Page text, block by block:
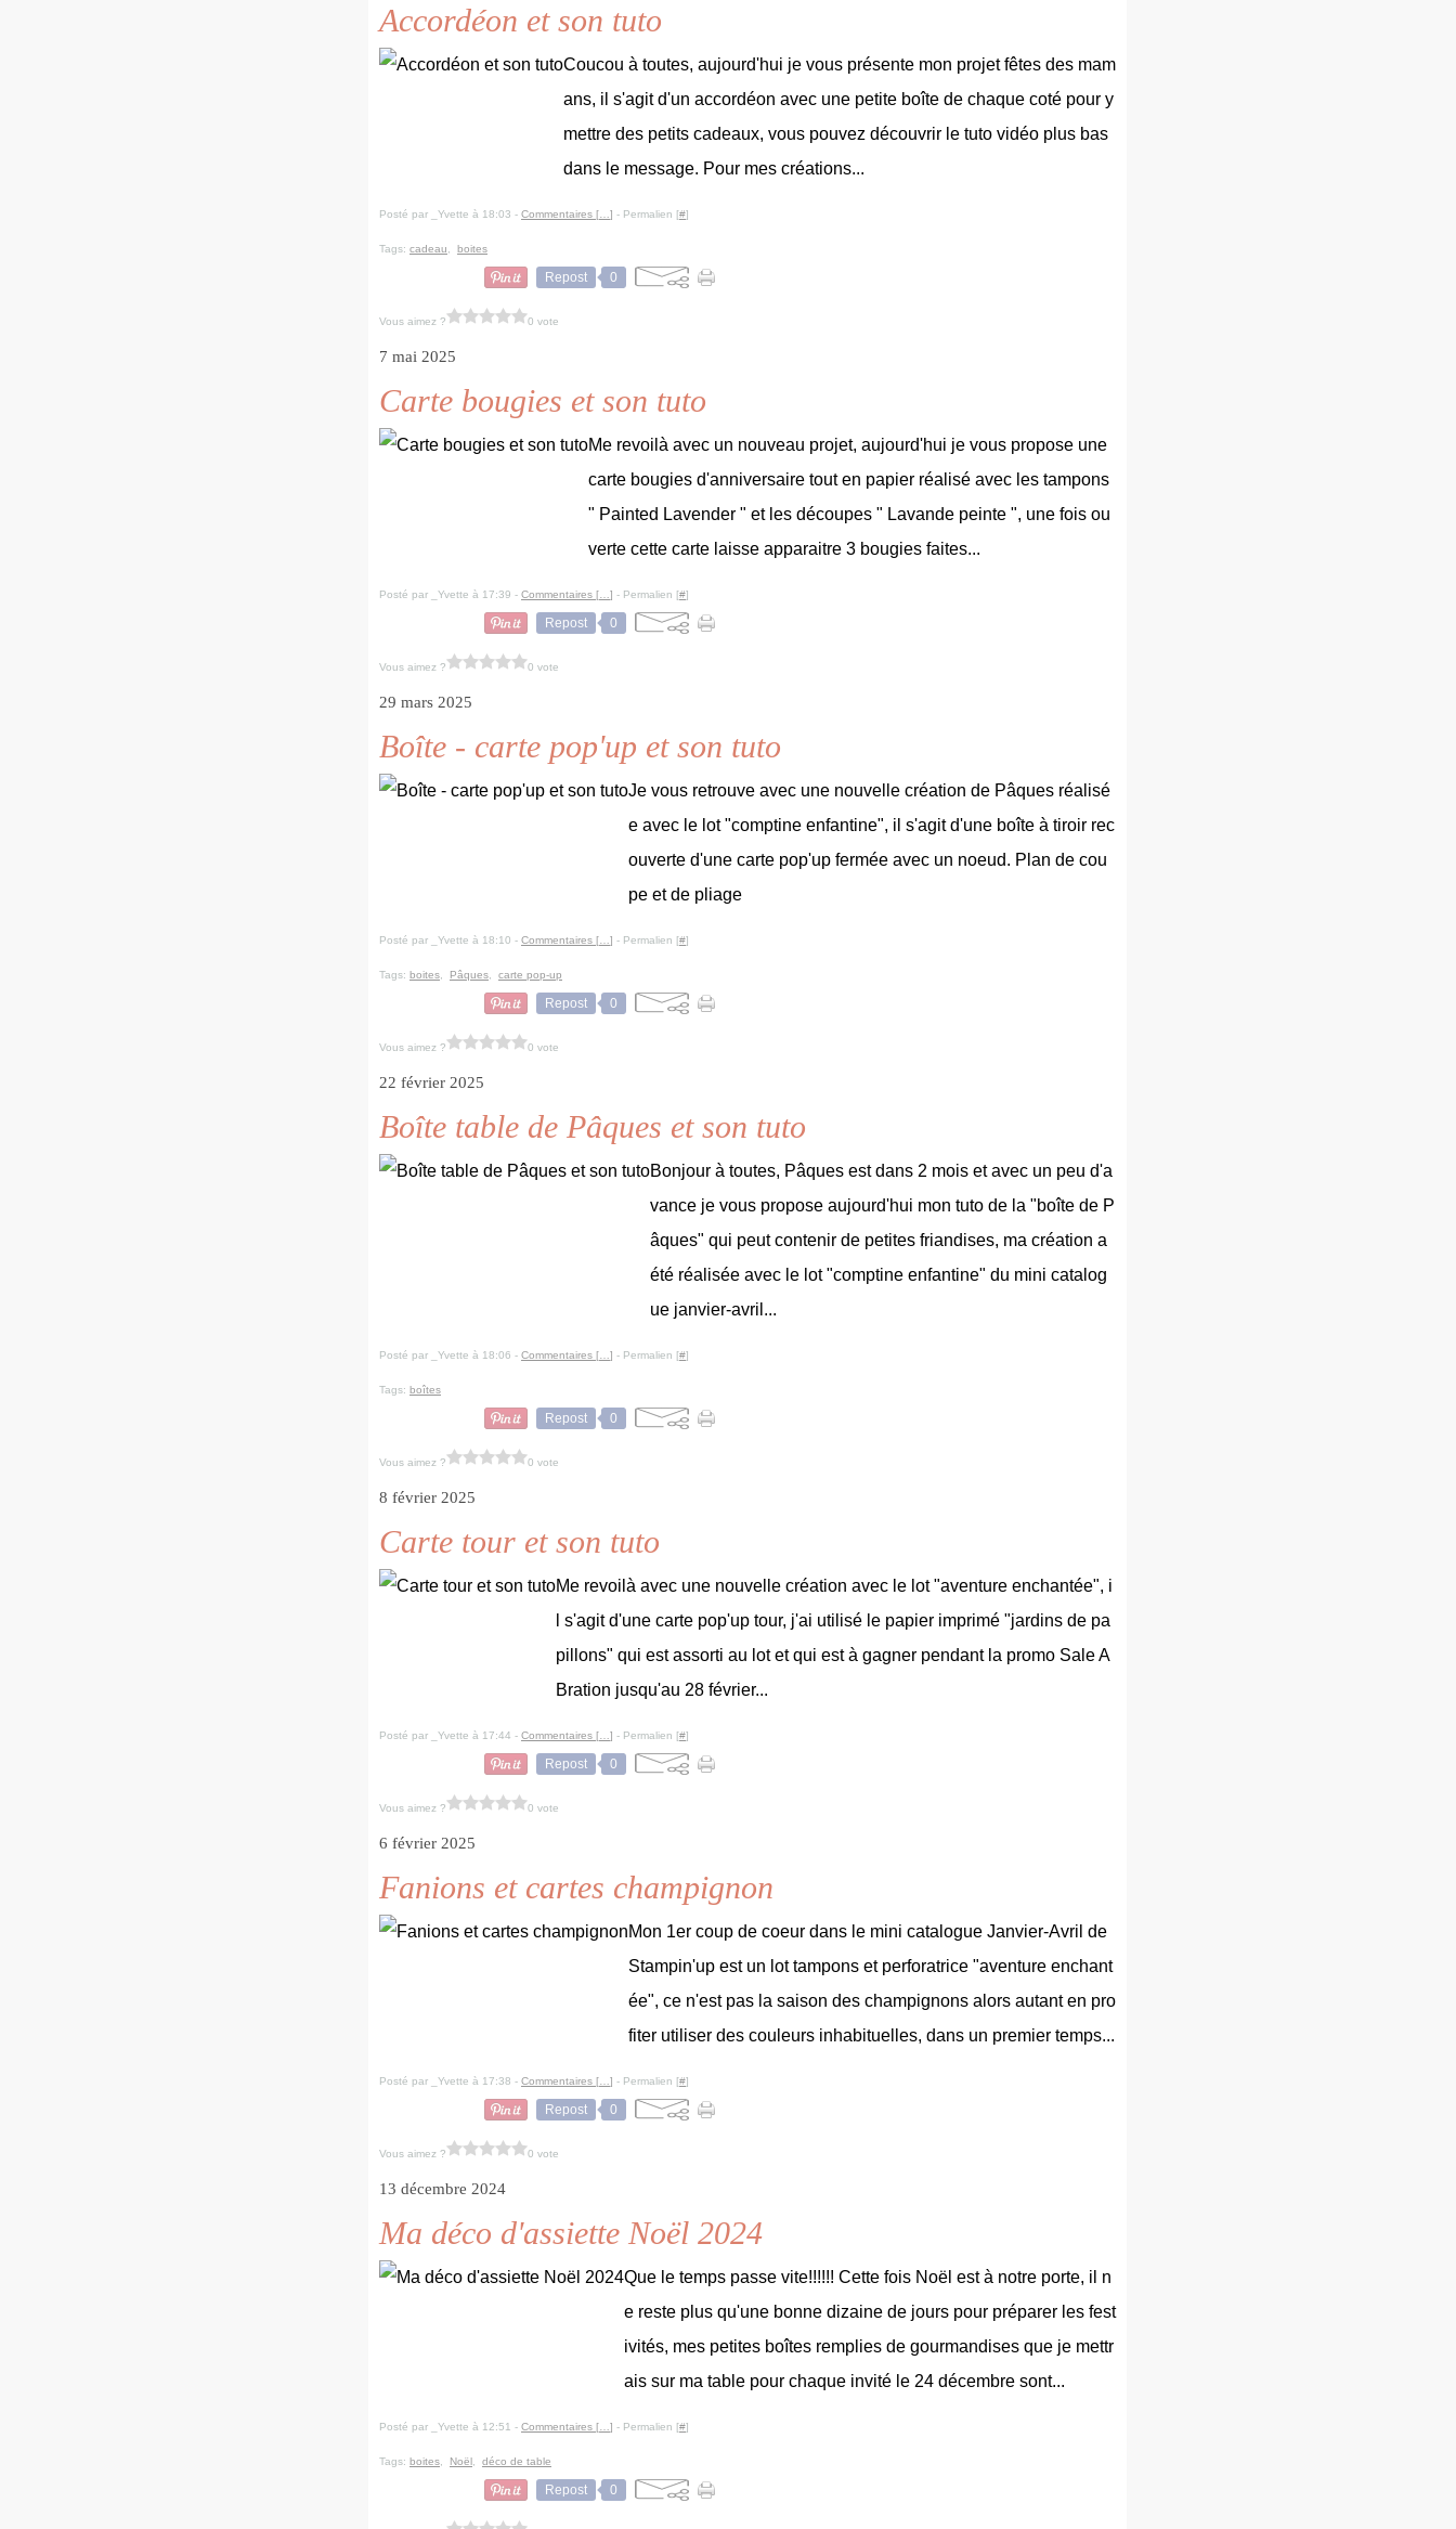
Accordéon et son tuto
Coucou à toutes, aujourd'hui je vous présente mon projet fêtes des mam
ans, il s'agit d'un accordéon avec une petite boîte de chaque coté pour y
mettre des petits cadeaux, vous pouvez découvrir le tuto vidéo plus bas
dans le message. Pour mes créations...
Posté par _Yvette à 18:03 - Commentaires [ ] - Permalien [#]
Tags: cadeau boites
Repost 0
Vous aimez ? 0 vote
7 mai 2025
Carte bougies et son tuto
Me revoilà avec un nouveau projet, aujourd'hui je vous propose une
carte bougies d'anniversaire tout en papier réalisé avec les tampons
" Painted Lavender " et les découpes " Lavande peinte ", une fois ou
verte cette carte laisse apparaitre 3 bougies faites...
Posté par _Yvette à 17:39 - Commentaires [ ] - Permalien [#]
Repost 0
Vous aimez ? 0 vote
29 mars 2025
Boîte - carte pop'up et son tuto
Je vous retrouve avec une nouvelle création de Pâques réalisé
e avec le lot "comptine enfantine", il s'agit d'une boîte à tiroir rec
ouverte d'une carte pop'up fermée avec un noeud. Plan de cou
pe et de pliage
Posté par _Yvette à 18:10 - Commentaires [ ] - Permalien [#]
Tags: boites Pâques carte pop-up
Repost 0
Vous aimez ? 0 vote
22 février 2025
Boîte table de Pâques et son tuto
Bonjour à toutes, Pâques est dans 2 mois et avec un peu d'a
vance je vous propose aujourd'hui mon tuto de la "boîte de P
âques" qui peut contenir de petites friandises, ma création a
été réalisée avec le lot "comptine enfantine" du mini catalog
ue janvier-avril...
Posté par _Yvette à 18:06 - Commentaires [ ] - Permalien [#]
Tags: boîtes
Repost 0
Vous aimez ? 0 vote
8 février 2025
Carte tour et son tuto
Me revoilà avec une nouvelle création avec le lot "aventure enchantée", i
l s'agit d'une carte pop'up tour, j'ai utilisé le papier imprimé "jardins de pa
pillons" qui est assorti au lot et qui est à gagner pendant la promo Sale A
Bration jusqu'au 28 février...
Posté par _Yvette à 17:44 - Commentaires [ ] - Permalien [#]
Repost 0
Vous aimez ? 0 vote
6 février 2025
Fanions et cartes champignon
Mon 1er coup de coeur dans le mini catalogue Janvier-Avril de
Stampin'up est un lot tampons et perforatrice "aventure enchant
ée", ce n'est pas la saison des champignons alors autant en pro
fiter utiliser des couleurs inhabituelles, dans un premier temps...
Posté par _Yvette à 17:38 - Commentaires [ ] - Permalien [#]
Repost 0
Vous aimez ? 0 vote
13 décembre 2024
Ma déco d'assiette Noël 2024
Que le temps passe vite!!!!!! Cette fois Noël est à notre porte, il n
e reste plus qu'une bonne dizaine de jours pour préparer les fest
ivités, mes petites boîtes remplies de gourmandises que je mettr
ais sur ma table pour chaque invité le 24 décembre sont...
Posté par _Yvette à 12:51 - Commentaires [ ] - Permalien [#]
Tags: boites Noël déco de table
Repost 0